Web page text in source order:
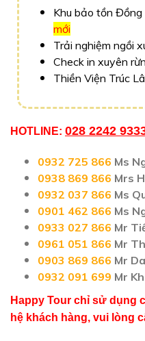
Khu bảo tồn Đồng
mới
Trải nghiệm ngồi
Check in xuyên
Thiền Viện Trúc
HOTLINE: 028 2242
0932 725 866 Ms
0938 869 866 Mrs
0932 037 866 Ms
0901 462 866 Ms
0933 027 866 Mr
0961 051 866 Mr
0903 869 866 Mr
0932 091 699 Mr
Happy Tour chỉ sử dụng
hệ khách hàng, vui lòng